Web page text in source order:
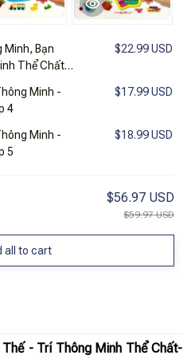
Minh, Bạn
Thể Chất-
$22.99 USD
Minh -
4
$17.99 USD
Minh -
5
$18.99 USD
$56.97 USD
$59.97 USD
all to cart
- Trí Thông Minh Thể Chất-